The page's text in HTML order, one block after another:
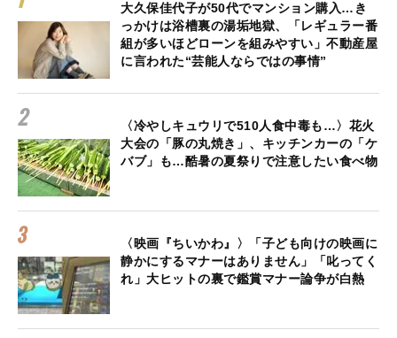
大久保佳代子が50代でマンション購入…き
っかけは浴槽裏の湯垢地獄、「レギュラー番
組が多いほどローンを組みやすい」不動産屋
に言われた“芸能人ならではの事情”
〈冷やしキュウリで510人食中毒も…〉花火
大会の「豚の丸焼き」、キッチンカーの「ケ
バブ」も…酷暑の夏祭りで注意したい食べ物
〈映画『ちいかわ』〉「子ども向けの映画に
静かにするマナーはありません」「叱ってく
れ」大ヒットの裏で鑑賞マナー論争が白熱